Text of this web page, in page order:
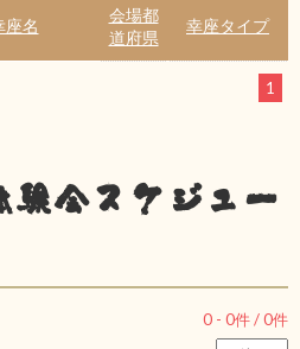
座名
会場都
道府県
幸座タイプ
1
験会スケジュー
0 - 0件 /0件